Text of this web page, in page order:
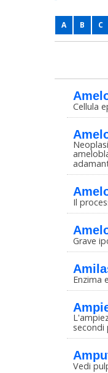
A B C
Cellula
Il
Grave
Enzima
secondi
Vedi